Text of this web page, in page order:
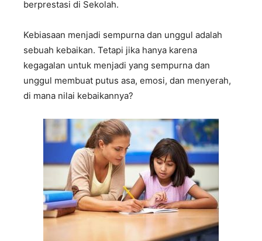
berprestasi di Sekolah.
Kebiasaan menjadi sempurna dan unggul adalah
sebuah kebaikan. Tetapi jika hanya karena
kegagalan untuk menjadi yang sempurna dan
unggul membuat putus asa, emosi, dan menyerah,
di mana nilai kebaikannya?